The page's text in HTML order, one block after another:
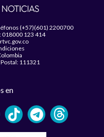
(+57)(601) 2200700
018000 123 414
111321
en